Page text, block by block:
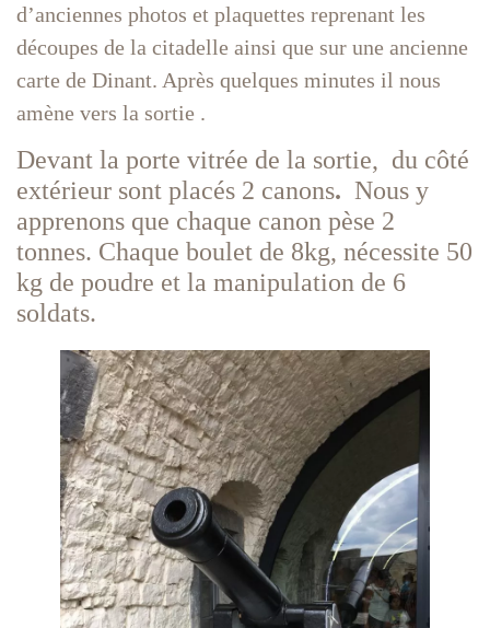
d’anciennes photos et plaquettes reprenant les
découpes de la citadelle ainsi que sur une ancienne
carte de Dinant. Après quelques minutes il nous
amène vers la sortie .
Devant la porte vitrée de la sortie, du côté
extérieur sont placés 2 canons. Nous y
apprenons que chaque canon pèse 2
tonnes. Chaque boulet de 8kg, nécessite 50
kg de poudre et la manipulation de 6
soldats.